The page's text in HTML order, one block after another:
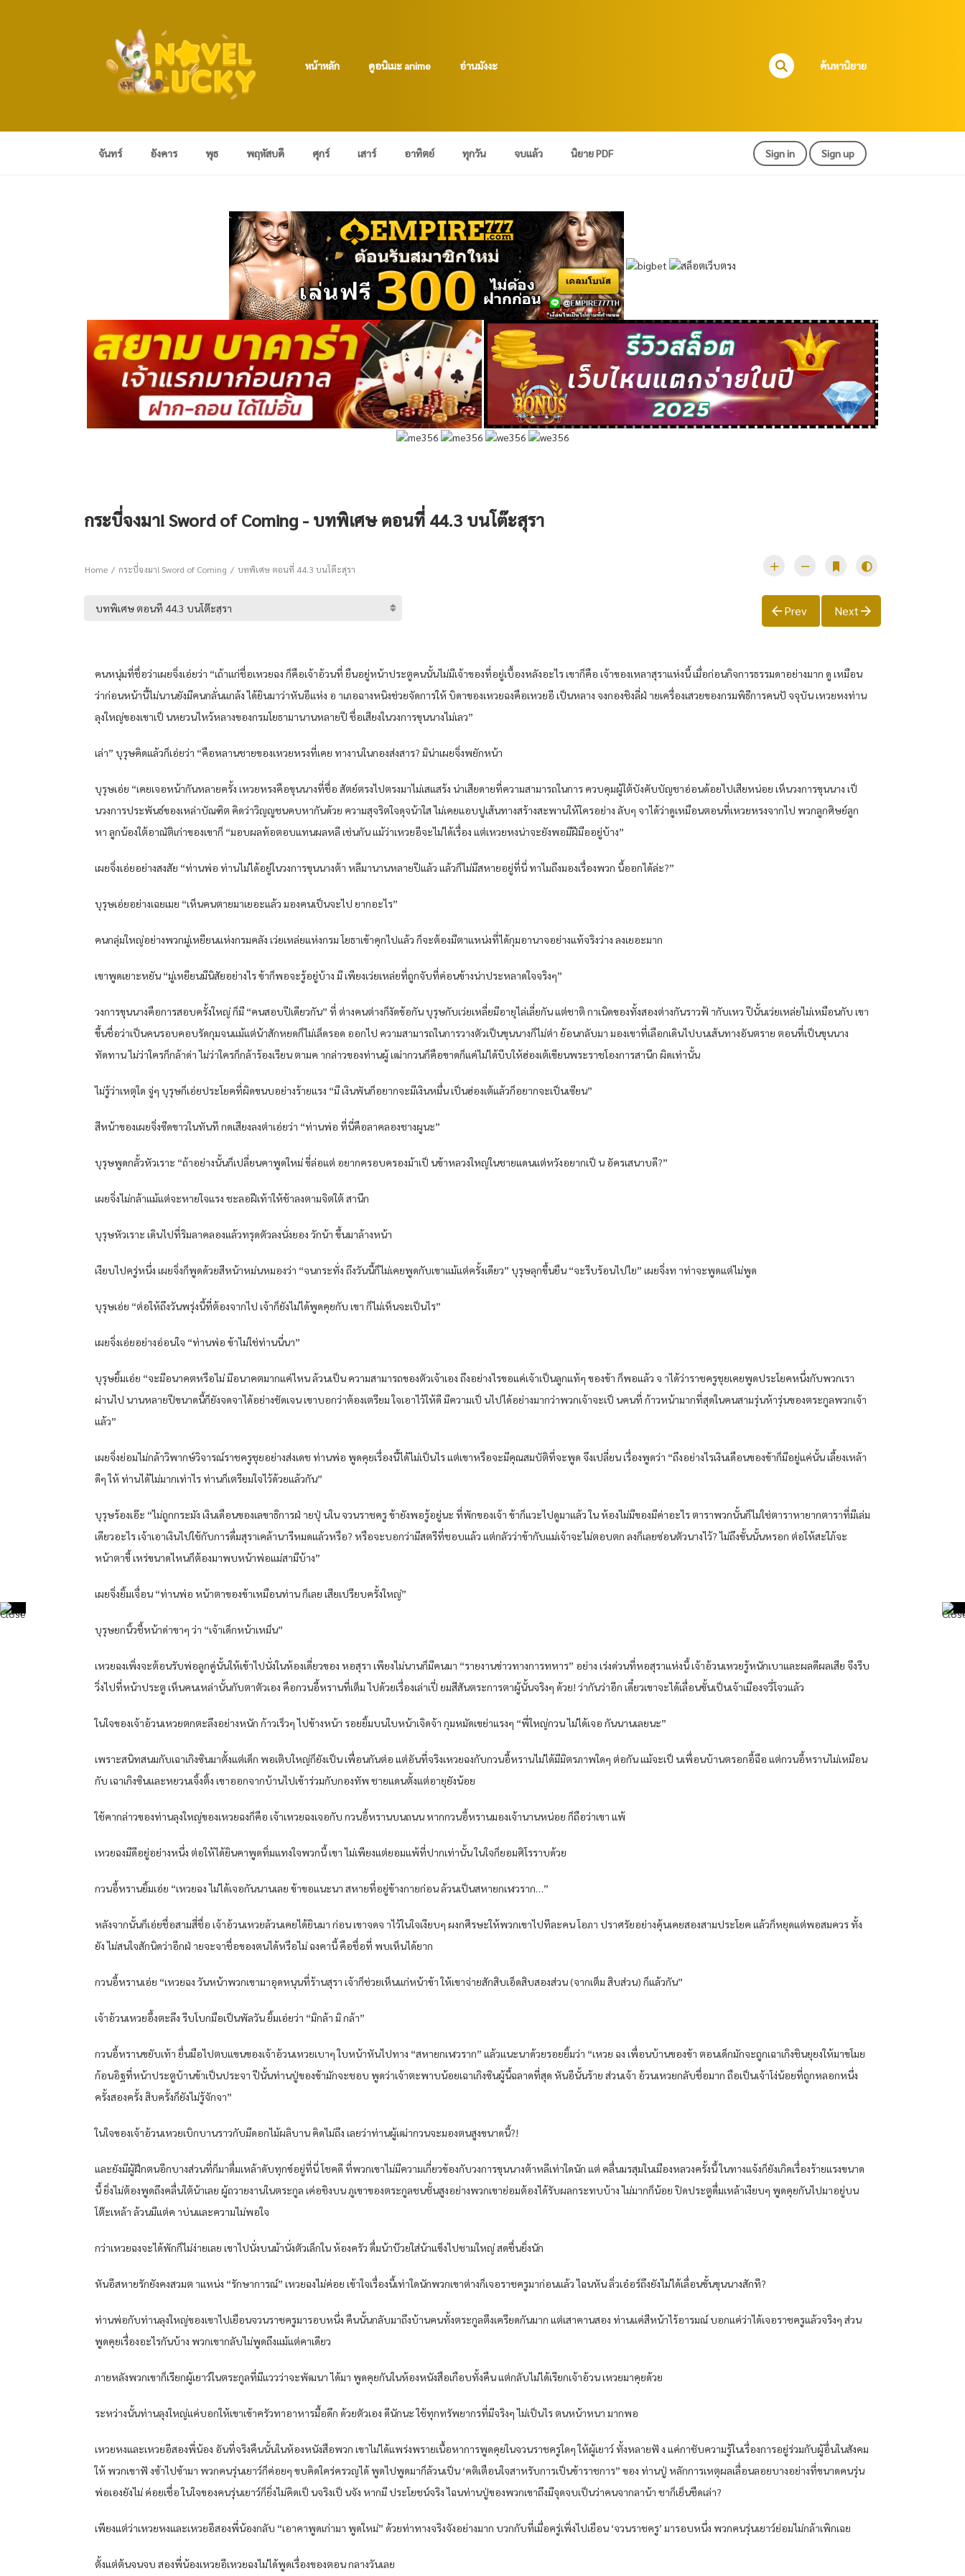
หน้าหลัก ดูอนิเมะ anime อ่านมังงะ ค้นหานิยาย
จันทร์ อังคาร พุธ พฤหัสบดี ศุกร์ เสาร์ อาทิตย์ ทุกวัน จบแล้ว นิยาย PDF Sign in Sign up
กระบี่จงมา! Sword of Coming - บทพิเศษ ตอนที่ 44.3 บนโต๊ะสุรา
Home กระบี่จงมา! Sword of Coming บทพิเศษ ตอนที่ 44.3 บนโต๊ะสุรา
Prev Next
คนหนุ่มที่ชื่อว่าเผยจิ่งเอ่ยว่า “เถ้าแก่ชื่อเหวยฉง ก็คือเจ้าอ้วนที่ ยืนอยู่หน้าประตูคนนั้นไม่มีเจ้าของที่อยู่เบื้องหลังอะไร เขาก็คือ เจ้าของเหลาสุราแห่งนี้ เมื่อก่อนกิจการธรรมดาอย่างมาก ดู เหมือน
ว่าก่อนหน้านี้ไม่นานยังมีคนกลั่นแกล้ง ได้ยินมาว่าหันอีแห่ง อ าเภอฉางหนิงช่วยจัดการให้ บิดาของเหวยฉงคือเหวยอี เป็นหลาง จงกองชิงลี่ฝ่ ายเครื่องเสวยของกรมพิธีการคนปั จจุบัน เหวยหงท่าน
ลุงใหญ่ของเขาเป็ นหยวนไหว้หลางของกรมโยธามานานหลายปี ชื่อเสียงในวงการขุนนางไม่เลว”
เล่า” บุรุษคิดแล้วก็เอ่ยว่า “คือหลานชายของเหวยหรงที่เคย ทางานในกองส่งสาร? มิน่าเผยจิ่งพยักหน้า
บุรุษเอ่ย “เคยเจอหน้ากันหลายครั้ง เหวยหรงคือขุนนางที่ชื่อ สัตย์ตรงไปตรงมาไม่เสแสร้ง น่าเสียดายที่ความสามารถในการ ควบคุมผู้ใต้บังคับบัญชาอ่อนด้อยไปเสียหน่อย เห็นวงการขุนนาง เป็
นวงการประพันธ์ของเหล่าบัณฑิต คิดว่าวิญญูชนคบหากันด้วย ความสุจริตใจดุจน้าใส ไม่เคยแอบปูเส้นทางสร้างสะพานให้ใครอย่าง ลับๆ จาได้ว่าดูเหมือนตอนที่เหวยหรงจากไป พวกลูกศิษย์ลูก
หา ลูกน้องใต้อาณัติเก่าของเขาก็ “มอบผลท้อตอบแทนผลหลี เช่นกัน แม้ว่าเหวยอีจะไม่ได้เรื่อง แต่เหวยหงน่าจะยังพอมีฝีมืออยู่บ้าง”
เผยจิ่งเอ่ยอย่างสงสัย “ท่านพ่อ ท่านไม่ได้อยู่ในวงการขุนนางต้า หลีมานานหลายปีแล้ว แล้วก็ไม่มีสหายอยู่ที่นี่ ทาไมถึงมองเรื่องพวก นี้ออกได้ล่ะ?”
บุรุษเอ่ยอย่างเฉยเมย “เห็นคนตายมาเยอะแล้ว มองคนเป็นจะไป ยากอะไร”
คนกลุ่มใหญ่อย่างพวกมู่เหยียนแห่งกรมคลัง เว่ยเหล่ยแห่งกรม โยธาเข้าคุกไปแล้ว ก็จะต้องมีตาแหน่งที่ได้กุมอานาจอย่างแท้จริงว่าง ลงเยอะมาก
เขาพูดเยาะหยัน “มู่เหยียนมีนิสัยอย่างไร ข้าก็พอจะรู้อยู่บ้าง มี เพียงเว่ยเหล่ยที่ถูกจับที่ค่อนข้างน่าประหลาดใจจริงๆ”
วงการขุนนางคือการสอบครั้งใหญ่ ก็มี “คนสอบปีเดียวกัน” ที่ ต่างคนต่างก็งัดข้อกัน บุรุษกับเว่ยเหลี่ยมีอายุไล่เลี่ยกัน แต่ชาติ กาเนิดของทั้งสองต่างกันราวฟ้ ากับเหว ปีนั้นเว่ยเหล่ยไม่เหมือนกับ เขา
ขึ้นชื่อว่าเป็นคนรอบคอบรัดกุมจนแม้แต่น้าสักหยดก็ไม่เล็ดรอด ออกไป ความสามารถในการวางตัวเป็นขุนนางก็ไม่ต่า ย้อนกลับมา มองเขาที่เลือกเดินไปบนเส้นทางอันตราย ตอนที่เป็นขุนนาง
ทัดทาน ไม่ว่าใครก็กล้าด่า ไม่ว่าใครก็กล้าร้องเรียน ตามค ากล่าวของท่านผู้ เฒ่ากวนก็คือขาดก็แค่ไม่ได้บีบให้ฮ่องเต้เขียนพระราชโองการสานึก ผิดเท่านั้น
ไม่รู้ว่าเหตุใด จู่ๆ บุรุษก็เอ่ยประโยคที่ผิดขนบอย่างร้ายแรง “มี เงินพันก็อยากจะมีเงินหมื่น เป็นฮ่องเต้แล้วก็อยากจะเป็นเซียน”
สีหน้าของเผยจิ่งซีดขาวในทันที กดเสียงลงต่าเอ่ยว่า “ท่านพ่อ ที่นี่คือลาคลองชางผูนะ”
บุรุษพูดกลั้วหัวเราะ “ถ้าอย่างนั้นก็เปลี่ยนคาพูดใหม่ ขี่ล่อแต่ อยากครอบครองม้าเป็ นข้าหลวงใหญ่ในชายแดนแต่หวังอยากเป็ น อัครเสนาบดี?”
เผยจิ่งไม่กล้าแม้แต่จะหายใจแรง ชะลอฝีเท้าให้ช้าลงตามจิตใต้ สานึก
บุรุษหัวเราะ เดินไปที่ริมลาคลองแล้วทรุดตัวลงนั่งยอง วักน้า ขึ้นมาล้างหน้า
เงียบไปครู่หนึ่ง เผยจิ่งก็พูดด้วยสีหน้าหม่นหมองว่า “จนกระทั่ง ถึงวันนี้ก็ไม่เคยพูดกับเขาแม้แต่ครั้งเดียว” บุรุษลุกขึ้นยืน “จะรีบร้อนไปไย” เผยจิ่งท าท่าจะพูดแต่ไม่พูด
บุรุษเอ่ย “ต่อให้ถึงวันพรุ่งนี้ที่ต้องจากไป เจ้าก็ยังไม่ได้พูดคุยกับ เขา ก็ไม่เห็นจะเป็นไร”
เผยจิ่งเอ่ยอย่างอ่อนใจ “ท่านพ่อ ข้าไม่ใช่ท่านนี่นา”
บุรุษยิ้มเอ่ย “จะมีอนาคตหรือไม่ มีอนาคตมากแค่ไหน ล้วนเป็น ความสามารถของตัวเจ้าเอง ถึงอย่างไรขอแค่เจ้าเป็นลูกแท้ๆ ของข้า ก็พอแล้ว จ าได้ว่าราชครูชุยเคยพูดประโยคหนึ่งกับพวกเรา
ผ่านไป นานหลายปีขนาดนี้ก็ยังจดจาได้อย่างชัดเจน เขาบอกว่าต้องเตรียม ใจเอาไว้ให้ดี มีความเป็ นไปได้อย่างมากว่าพวกเจ้าจะเป็ นคนที่ ก้าวหน้ามากที่สุดในคนสามรุ่นห้ารุ่นของตระกูลพวกเจ้า
แล้ว”
เผยจิ่งย่อมไม่กล้าวิพากษ์วิจารณ์ราชครูชุยอย่างส่งเดช ท่านพ่อ พูดคุยเรื่องนี้ได้ไม่เป็นไร แต่เขาหรือจะมีคุณสมบัติที่จะพูด จึงเปลี่ยน เรื่องพูดว่า “ถึงอย่างไรเงินเดือนของข้าก็มีอยู่แค่นั้น เลี้ยงเหล้า
ดีๆ ให้ ท่านได้ไม่มากเท่าไร ท่านก็เตรียมใจไว้ด้วยแล้วกัน”
บุรุษร้องเอ๊ะ “ไม่ถูกกระมัง เงินเดือนของเลขาธิการฝ่ ายปุ่ นใน จวนราชครู ข้ายังพอรู้อยู่นะ ที่พักของเจ้า ข้าก็แวะไปดูมาแล้ว ใน ห้องไม่มีของมีค่าอะไร ตาราพวกนั้นก็ไม่ใช่ตาราหายากตาราที่มีเล่ม
เดียวอะไร เจ้าเอาเงินไปใช้กับการดื่มสุราเคล้านารีหมดแล้วหรือ? หรือจะบอกว่ามีสตรีที่ชอบแล้ว แต่กลัวว่าข้ากับแม่เจ้าจะไม่ตอบตก ลงก็เลยซ่อนตัวนางไว้? ไม่ถึงขั้นนั้นหรอก ต่อให้สะใภ้จะ
หน้าตาขี้ เหร่ขนาดไหนก็ต้องมาพบหน้าพ่อแม่สามีบ้าง”
เผยจิ่งยิ้มเจื่อน “ท่านพ่อ หน้าตาของข้าเหมือนท่าน ก็เลย เสียเปรียบครั้งใหญ่”
บุรุษยกนิ้วชี้หน้าด่าขาๆ ว่า “เจ้าเด็กหน้าเหม็น”
เหวยฉงเพิ่งจะต้อนรับพ่อลูกคู่นั้นให้เข้าไปนั่งในห้องเดี่ยวของ หอสุรา เพียงไม่นานก็มีคนมา “รายงานข่าวทางการทหาร” อย่าง เร่งด่วนที่หอสุราแห่งนี้ เจ้าอ้วนเหวยรู้หนักเบาและผลดีผลเสีย จึงรีบ
วิ่งไปที่หน้าประตู เห็นคนเหล่านั้นกับตาตัวเอง คือกวนอี้หรานที่เต็ม ไปด้วยเรื่องเล่าเปี่ ยมสีสันตระการตาผู้นั้นจริงๆ ด้วย! ว่ากันว่าอีก เดี๋ยวเขาจะได้เลื่อนขั้นเป็นเจ้าเมืองจวี่โจวแล้ว
ในใจของเจ้าอ้วนเหวยตกตะลึงอย่างหนัก ก้าวเร็วๆ ไปข้างหน้า รอยยิ้มบนใบหน้าเจิดจ้า กุมหมัดเขย่าแรงๆ “พี่ใหญ่กวน ไม่ได้เจอ กันนานเลยนะ”
เพราะสนิทสนมกับเฉาเกิงซินมาตั้งแต่เด็ก พอเติบใหญ่ก็ยังเป็น เพื่อนกันต่อ แต่อันที่จริงเหวยฉงกับกวนอี้หรานไม่ได้มีมิตรภาพใดๆ ต่อกัน แม้จะเป็ นเพื่อนบ้านตรอกอี้ฉือ แต่กวนอี้หรานไม่เหมือน
กับ เฉาเกิงซินและหยวนเจิ้งติ้ง เขาออกจากบ้านไปเข้าร่วมกับกองทัพ ชายแดนตั้งแต่อายุยังน้อย
ใช้คากล่าวของท่านลุงใหญ่ของเหวยฉงก็คือ เจ้าเหวยฉงเจอกับ กวนอี้หรานบนถนน หากกวนอี้หรานมองเจ้านานหน่อย ก็ถือว่าเขา แพ้
เหวยฉงมีดีอยู่อย่างหนึ่ง ต่อให้ได้ยินคาพูดทิ่มแทงใจพวกนี้ เขา ไม่เพียงแต่ยอมแพ้ที่ปากเท่านั้น ในใจก็ยอมศิโรราบด้วย
กวนอี้หรานยิ้มเอ่ย “เหวยฉง ไม่ได้เจอกันนานเลย ข้าขอแนะนา สหายที่อยู่ข้างกายก่อน ล้วนเป็นสหายกเฬวราก…”
หลังจากนั้นก็เอ่ยชื่อสามสี่ชื่อ เจ้าอ้วนเหวยล้วนเคยได้ยินมา ก่อน เขาจดจ าไว้ในใจเงียบๆ ผงกศีรษะให้พวกเขาไปทีละคน โอภา ปราศรัยอย่างคุ้นเคยสองสามประโยค แล้วก็หยุดแต่พอสมควร ทั้ง
ยัง ไม่สนใจสักนิดว่าอีกฝ่ ายจะจาชื่อของตนได้หรือไม่ ฉงคานี้ คือชื่อที่ พบเห็นได้ยาก
กวนอี้หรานเอ่ย “เหวยฉง วันหน้าพวกเขามาอุดหนุนที่ร้านสุรา เจ้าก็ช่วยเห็นแก่หน้าข้า ให้เขาจ่ายสักสิบเอ็ดสิบสองส่วน (จากเต็ม สิบส่วน) ก็แล้วกัน”
เจ้าอ้วนเหวยอึ้งตะลึง รีบโบกมือเป็นพัลวัน ยิ้มเอ่ยว่า “มิกล้า มิ กล้า”
กวนอี้หรานขยับเท้า ยื่นมือไปตบแขนของเจ้าอ้วนเหวยเบาๆ ใบหน้าหันไปทาง “สหายกเฬวราก” แล้วแนะนาด้วยรอยยิ้มว่า “เหวย ฉง เพื่อนบ้านของข้า ตอนเด็กมักจะถูกเฉาเกิงชินยุยงให้มาขโมย
ก้อนอิฐที่หน้าประตูบ้านข้าเป็นประจา ปีนั้นท่านปู่ของข้ามักจะชอบ พูดว่าเจ้าตะพาบน้อยเฉาเกิงซินผู้นี้ฉลาดที่สุด หันอีนั้นร้าย ส่วนเจ้า อ้วนเหวยกลับชื่อมาก ถือเป็นเจ้าโง่น้อยที่ถูกหลอกหนึ่ง
ครั้งสองครั้ง สิบครั้งก็ยังไม่รู้จักจา”
ในใจของเจ้าอ้วนเหวยเบิกบานราวกับมีดอกไม้ผลิบาน คิดไม่ถึง เลยว่าท่านผู้เฒ่ากวนจะมองตนสูงขนาดนี้?!
และยังมีผู้ฝึกตนอีกบางส่วนที่ก็มาดื่มเหล้าดับทุกข์อยู่ที่นี่ โชคดี ที่พวกเขาไม่มีความเกี่ยวข้องกับวงการขุนนางต้าหลีเท่าใดนัก แต่ คลื่นมรสุมในเมืองหลวงครั้งนี้ ในทางแจ้งก็ยังเกิดเรื่องร้ายแรงขนาด
นี้ ยิ่งไม่ต้องพูดถึงคลื่นใต้น้าเลย ผู้ถวายงานในตระกูล เค่อชิงบน ภูเขาของตระกูลชนชั้นสูงอย่างพวกเขาย่อมต้องได้รับผลกระทบบ้าง ไม่มากก็น้อย ปิดประตูดื่มเหล้าเงียบๆ พูดคุยกันไปมาอยู่บน
โต๊ะเหล้า ล้วนมีแต่ค าบ่นและความไม่พอใจ
กว่าเหวยฉงจะได้พักก็ไม่ง่ายเลย เขาไปนั่งบนม้านั่งตัวเล็กใน ห้องครัว ดื่มน้าบ๊วยใส่น้าแข็งไปชามใหญ่ สดชื่นยิ่งนัก
หันอีสหายรักยังคงสวมต าแหน่ง “รักษาการณ์” เหวยฉงไม่ค่อย เข้าใจเรื่องนี้เท่าใดนักพวกเขาต่างก็เจอราชครูมาก่อนแล้ว ไฉนหัน ลิ่วเอ๋อร์ถึงยังไม่ได้เลื่อนขั้นขุนนางสักที?
ท่านพ่อกับท่านลุงใหญ่ของเขาไปเยือนจวนราชครูมารอบหนึ่ง คืนนั้นกลับมาถึงบ้านคนทั้งตระกูลตึงเครียดกันมาก แต่เสาคานสอง ท่านแค่สีหน้าไร้อารมณ์ บอกแค่ว่าได้เจอราชครูแล้วจริงๆ ส่วน
พูดคุยเรื่องอะไรกันบ้าง พวกเขากลับไม่พูดถึงแม้แต่คาเดียว
ภายหลังพวกเขาก็เรียกผู้เยาว์ในตระกูลที่มีแววว่าจะพัฒนา ได้มา พูดคุยกันในห้องหนังสือเกือบทั้งคืน แต่กลับไม่ได้เรียกเจ้าอ้วน เหวยมาคุยด้วย
ระหว่างนั้นท่านลุงใหญ่แค่บอกให้เขาเข้าครัวทาอาหารมื้อดึก ด้วยตัวเอง ดีนักนะ ใช้ทุกทรัพยากรที่มีจริงๆ ไม่เป็นไร ตนหน้าหนา มากพอ
เหวยหงและเหวยอีสองพี่น้อง อันที่จริงคืนนั้นในห้องหนังสือพวก เขาไม่ได้แพร่งพรายเนื้อหาการพูดคุยในจวนราชครูใดๆ ให้ผู้เยาว์ ทั้งหลายฟั ง แค่กาชับความรู้ในเรื่องการอยู่ร่วมกับผู้อื่นในสังคม
ให้ พวกเขาฟั งซ้าไปซ้ามา พวกคนรุ่นเยาว์ก็ค่อยๆ ขบคิดใคร่ครวญได้ พูดไปพูดมาก็ล้วนเป็น ‘คติเตือนใจสาหรับการเป็นข้าราชการ” ของ ท่านปู่ หลักการเหตุผลเลื่อนลอยบางอย่างที่ขนาดคนรุ่น
พ่อเองยังไม่ ค่อยเชื่อ ในใจของคนรุ่นเยาว์ก็ยิ่งไม่คิดเป็ นจริงเป็ นจัง หากมี ประโยชน์จริง ไฉนท่านปู่ของพวกเขาถึงมีจุดจบเป็นว่าคนจากลาน้า ชาก็เย็นชืดเล่า?
เพียงแต่ว่าเหวยหงและเหวยอีสองพี่น้องกลับ “เอาคาพูดเก่ามา พูดใหม่” ด้วยท่าทางจริงจังอย่างมาก บวกกับที่เมื่อครู่เพิ่งไปเยือน ‘จวนราชครู’ มารอบหนึ่ง พวกคนรุ่นเยาว์ย่อมไม่กล้าเพิกเฉย
ตั้งแต่ต้นจนจบ สองพี่น้องเหวยอีเหวยฉงไม่ได้พูดเรื่องของตอน กลางวันเลย